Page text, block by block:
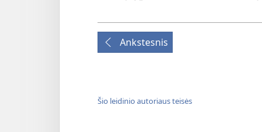
Ankstesnis
Šio leidinio autoriaus teisės